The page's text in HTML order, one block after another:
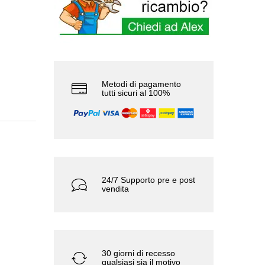
Metodi di pagamento
tutti sicuri al 100%
24/7 Supporto pre e post
vendita
30 giorni di recesso
qualsiasi sia il motivo